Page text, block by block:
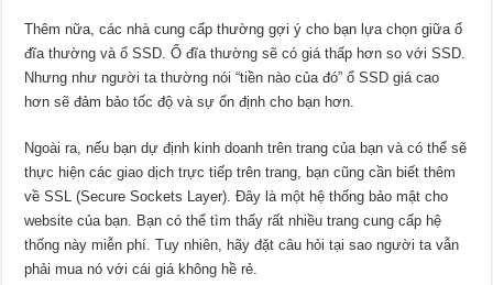
Thêm nữa, các nhà cung cấp thường gợi ý cho bạn lựa chọn giữa ổ
đĩa thường và ổ SSD. Ổ đĩa thường sẽ có giá thấp hơn so với SSD.
Nhưng như người ta thường nói “tiền nào của đó” ổ SSD giá cao
hơn sẽ đảm bảo tốc độ và sự ổn định cho bạn hơn.
Ngoài ra, nếu bạn dự định kinh doanh trên trang của bạn và có thể sẽ
thực hiện các giao dịch trực tiếp trên trang, bạn cũng cần biết thêm
về SSL (Secure Sockets Layer). Đây là một hệ thống bảo mật cho
website của bạn. Bạn có thể tìm thấy rất nhiều trang cung cấp hệ
thống này miễn phí. Tuy nhiên, hãy đặt câu hỏi tại sao người ta vẫn
phải mua nó với cái giá không hề rẻ.